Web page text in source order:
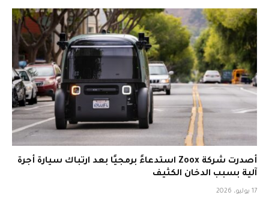
أصدرت شركة Zoox استدعاءً برمجيًا بعد ارتباك سيارة أجرة
آلية بسبب الدخان الكثيف
17 يوليو، 2026